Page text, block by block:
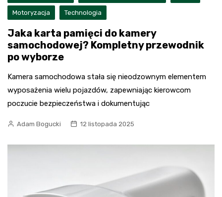
Motoryzacja Technologia
Jaka karta pamięci do kamery
samochodowej? Kompletny przewodnik
po wyborze
Kamera samochodowa stała się nieodzownym elementem
wyposażenia wielu pojazdów, zapewniając kierowcom
poczucie bezpieczeństwa i dokumentując
Adam Bogucki 12 listopada 2025